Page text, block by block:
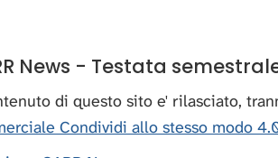
News - Testata
di questo sito e' rilasciato,
Condividi allo stesso modo